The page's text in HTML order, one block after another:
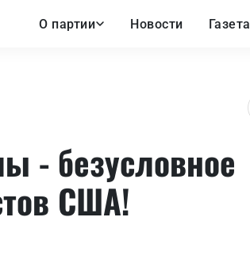
О партии Новости Газета
- безусловное
США!